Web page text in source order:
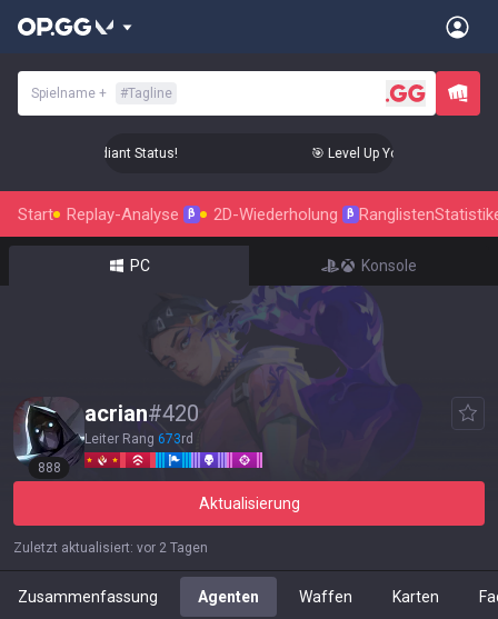
Spielname + #Tagline
Aim to Radiant Status! 🎯 Level Up Your Aim to
Start Replay-Analyse β 2D-Wiederholung β Ranglisten
PC Konsole
888
acrian#420
Leiter Rang 673rd
Aktualisierung
Zuletzt aktualisiert: vor 2 Tagen
Zusammenfassung Agenten Waffen Karten